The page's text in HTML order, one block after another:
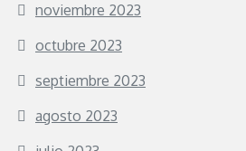
noviembre 2023
octubre 2023
septiembre 2023
agosto 2023